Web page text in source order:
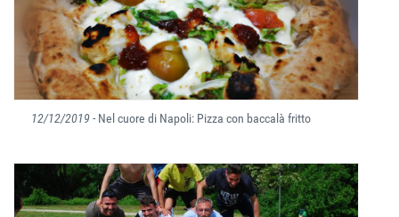
12/12/2019- Nel cuore di Napoli: Pizza con baccalà fritto